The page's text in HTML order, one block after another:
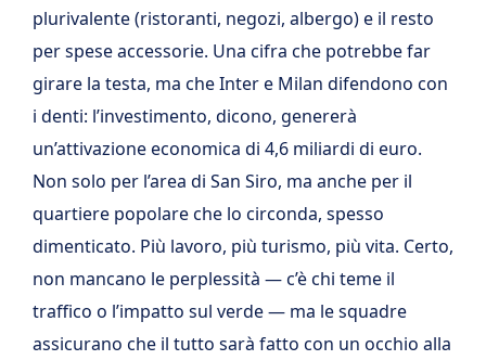
plurivalente (ristoranti, negozi, albergo) e il resto
per spese accessorie. Una cifra che potrebbe far
girare la testa, ma che Inter e Milan difendono con
i denti: l’investimento, dicono, genererà
un’attivazione economica di 4,6 miliardi di euro.
Non solo per l’area di San Siro, ma anche per il
quartiere popolare che lo circonda, spesso
dimenticato. Più lavoro, più turismo, più vita. Certo,
non mancano le perplessità — c’è chi teme il
traffico o l’impatto sul verde — ma le squadre
assicurano che il tutto sarà fatto con un occhio alla